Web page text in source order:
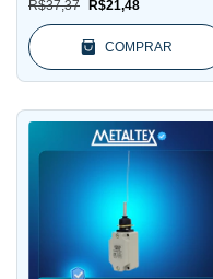
R$37,37 R$21,48
COMPRAR